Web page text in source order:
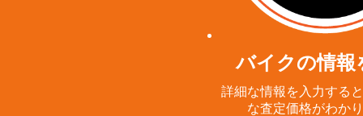
バイクの情報
詳細な情報を入力する
な査定価格がわか